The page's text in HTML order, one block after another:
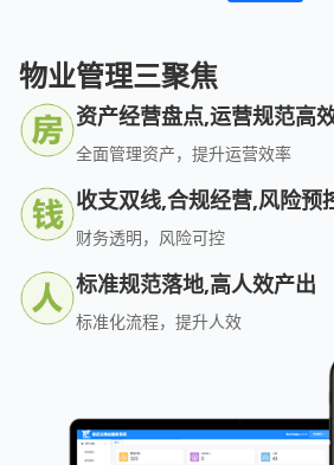
物业管理三聚焦
资产经营盘点,运营规范高
全面管理资产，提升运营效率
收支双线,合规经营,风险预
财务透明，风险可控
标准规范落地,高人效产出
标准化流程，提升人效